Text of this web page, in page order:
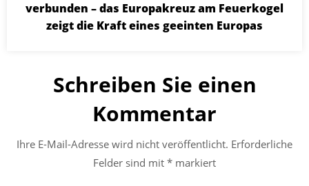
verbunden – das Europakreuz am Feuerkogel
zeigt die Kraft eines geeinten Europas
Schreiben Sie einen
Kommentar
Ihre E-Mail-Adresse wird nicht veröffentlicht. Erforderliche
Felder sind mit * markiert